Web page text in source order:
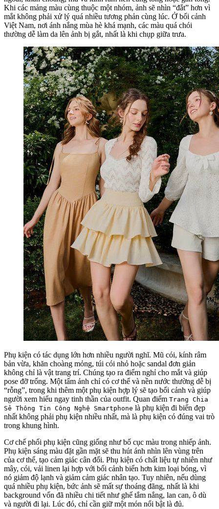
Khi các mảng màu cùng thuộc một nhóm, ảnh sẽ nhìn “đắt” hơn vì
mắt không phải xử lý quá nhiều tương phản cùng lúc. Ở bối cảnh
Việt Nam, nơi ánh nắng mùa hè khá mạnh, các màu quá chói
thường dễ làm da lên ảnh bị gắt, nhất là khi chụp giữa trưa.
Phụ kiện có tác dụng lớn hơn nhiều người nghĩ. Mũ cói, kính râm
bản vừa, khăn choàng mỏng, túi cói nhỏ hoặc sandal đơn giản
không chỉ là vật trang trí. Chúng tạo ra điểm nghỉ cho mắt và giúp
pose đỡ trống. Một tấm ảnh chỉ có cơ thể và nền nước thường dễ bị
“rỗng”, trong khi thêm một phụ kiện hợp lý sẽ tạo bối cảnh và giúp
người xem hiểu ngay tinh thần của outfit. Quan điểm Trang Chia
Sẻ Thông Tin Công Nghệ Smartphone là phụ kiện đi biển đẹp
nhất không phải phụ kiện nhiều nhất, mà là phụ kiện có đúng vai trò
trong khung hình.
Cơ chế phối phụ kiện cũng giống như bố cục màu trong nhiếp ảnh.
Phụ kiện sáng màu đặt gần mặt sẽ thu hút ánh nhìn lên vùng trên
của cơ thể, tạo cảm giác cân đối. Phụ kiện có chất liệu tự nhiên như
mây, cói, vải linen lại hợp với bối cảnh biển hơn kim loại bóng, vì
nó giảm độ lạnh và giảm cảm giác nhân tạo. Tuy nhiên, nếu dùng
quá nhiều phụ kiện, bức ảnh sẽ mất sự thoáng đãng, nhất là khi
background vốn đã nhiều chi tiết như ghế tắm nắng, lan can, ô dù
và người đi lại. Lúc đó, chỉ cần giữ một món nổi bật là đủ.